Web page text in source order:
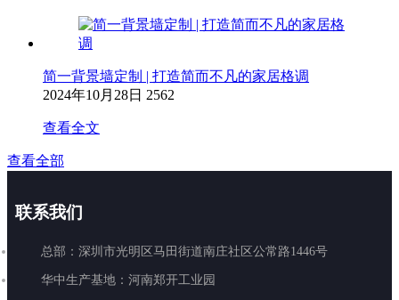
简一背景墙定制 | 打造简而不凡的家居格调
2024年10月28日 2562
查看全文
查看全部
联系我们
总部：深圳市光明区马田街道南庄社区公常路1446号
华中生产基地：河南郑开工业园